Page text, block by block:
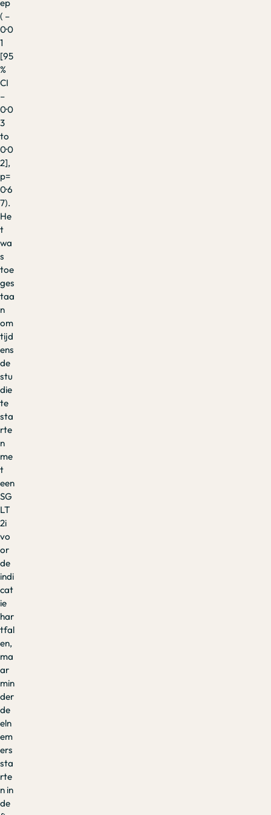
ep
( –
0·0
1
[95
%
CI
–
0·0
3
to
0·0
2],
p=
0·6
7).
He
t
wa
s
toe
ges
taa
n
om
tijd
ens
de
stu
die
te
sta
rte
n
me
t
een
SG
LT
2i
vo
or
de
indi
cat
ie
har
tfal
en,
ma
ar
min
der
de
eln
em
ers
sta
rte
n in
de